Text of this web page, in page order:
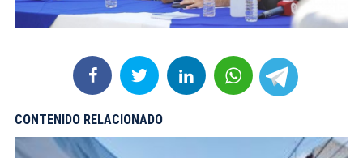
CONTENIDO RELACIONADO